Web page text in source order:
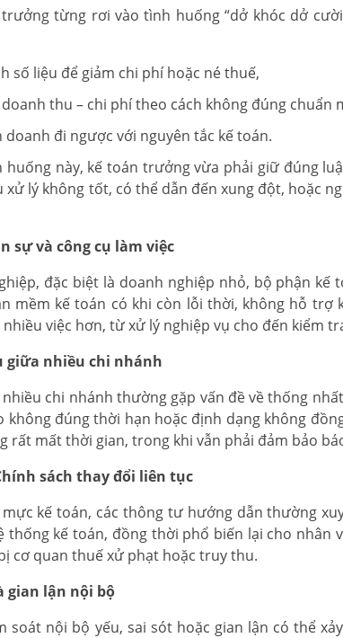
từng rơi vào tình huống “dở khóc dở
số liệu để giảm chi phí hoặc né thuế,
thu – chi phí theo cách không đúng chuẩn
doanh đi ngược với nguyên tắc kế toán.
này, kế toán trưởng vừa phải giữ đúng
xử lý không tốt, có thể dẫn đến xung đột, hoặc
sự và công cụ làm việc
đặc biệt là doanh nghiệp nhỏ, bộ phận
mềm kế toán có khi còn lỗi thời, không hỗ
việc hơn, từ xử lý nghiệp vụ cho đến kiểm
giữa nhiều chi nhánh
chi nhánh thường gặp vấn đề về thống
không đúng thời hạn hoặc định dạng không
rất mất thời gian, trong khi vẫn phải đảm bảo
sách thay đổi liên tục
kế toán, các thông tư hướng dẫn thường
thống kế toán, đồng thời phổ biến lại cho nhân
cơ quan thuế xử phạt hoặc truy thu.
gian lận nội bộ
soát nội bộ yếu, sai sót hoặc gian lận có thể